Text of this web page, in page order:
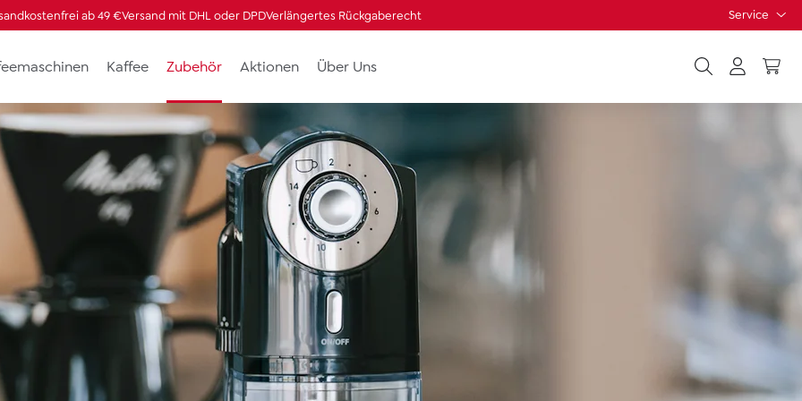
ab 49 €Versand mit DHL oder DPDVerlängertes Rückgaberecht Service
Kaffee Zubehör Aktionen Über Uns